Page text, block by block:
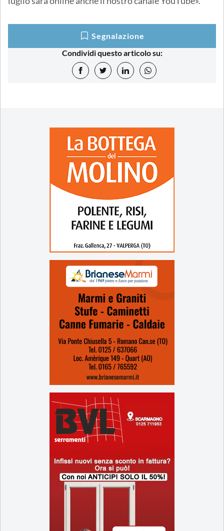
Segnalazione
Condividi questo articolo su: